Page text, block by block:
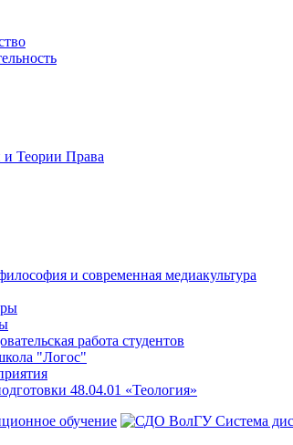
Теории Права
и современная медиакультура
работа студентов
"Логос"
48.04.01 «Теология»
обучение
Система